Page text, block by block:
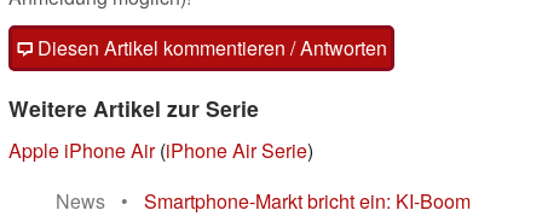
Diesen Artikel kommentieren / Antworten
Weitere Artikel zur Serie
Apple iPhone Air(iPhone Air Serie)
News
•
Smartphone-Markt bricht ein: KI-Boom